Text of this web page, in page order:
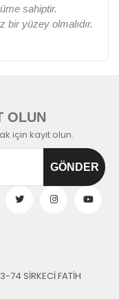
sahiptir.
bir yüzey olmalıdır.
OLUN
için kayıt olun.
74 SİRKECİ FATİH